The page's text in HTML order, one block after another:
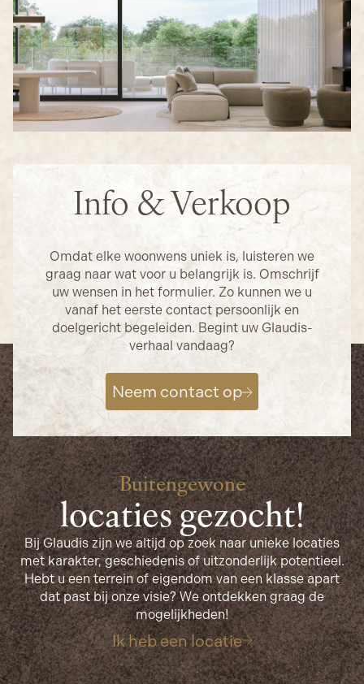
Info & Verkoop
Omdat elke woonwens uniek is, luisteren we
graag naar wat voor u belangrijk is. Omschrijf
uw wensen in het formulier. Zo kunnen we u
vanaf het eerste contact persoonlijk en
doelgericht begeleiden. Begint uw Glaudis-
verhaal vandaag?
Neem contact op
Buitengewone
locaties gezocht!
Bij Glaudis zijn we altijd op zoek naar unieke locaties
met karakter, geschiedenis of uitzonderlijk potentieel.
Hebt u een terrein of eigendom van een klasse apart
dat past bij onze visie? We ontdekken graag de
mogelijkheden!
Ik heb een locatie